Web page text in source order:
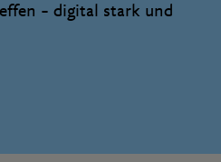
– digital stark und